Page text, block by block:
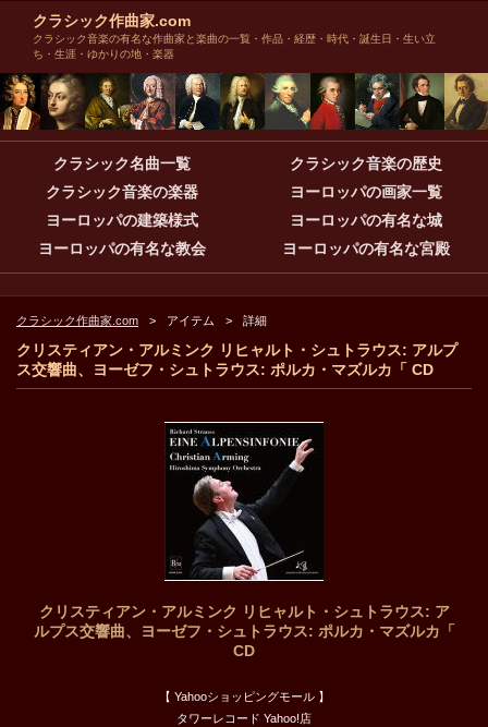
クラシック作曲家.com
クラシック音楽の有名な作曲家と楽曲の一覧・作品・経歴・時代・誕生日・生い立
ち・生涯・ゆかりの地・楽器
クラシック名曲一覧
クラシック音楽の歴史
クラシック音楽の楽器
ヨーロッパの画家一覧
ヨーロッパの建築様式
ヨーロッパの有名な城
ヨーロッパの有名な教会
ヨーロッパの有名な宮殿
クラシック作曲家.com アイテム 詳細
クリスティアン・アルミンク リヒャルト・シュトラウス: アルプ
ス交響曲、ヨーゼフ・シュトラウス: ポルカ・マズルカ「 CD
クリスティアン・アルミンク リヒャルト・シュトラウス: ア
ルプス交響曲、ヨーゼフ・シュトラウス: ポルカ・マズルカ「
CD
【 Yahooショッピングモール 】
タワーレコード Yahoo!店